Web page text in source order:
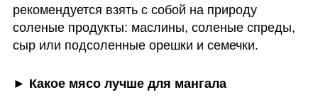
рекомендуется взять с собой на природу
соленые продукты: маслины, соленые спреды,
сыр или подсоленные орешки и семечки.
► Какое мясо лучше для мангала